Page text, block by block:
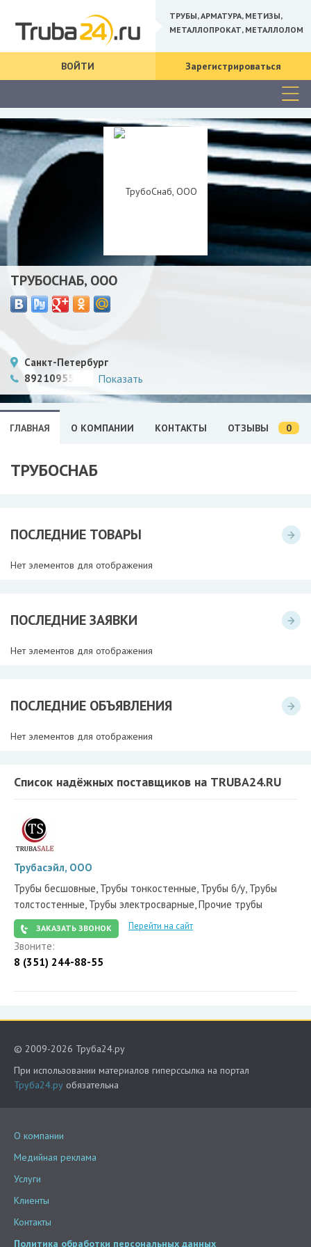
ТРУБЫ, АРМАТУРА, МЕТИЗЫ,
МЕТАЛЛОПРОКАТ, МЕТАЛЛОЛОМ
ВОЙТИ Зарегистрироваться
ТРУБОСНАБ, ООО
Санкт-Петербург
89210955550
Показать
ГЛАВНАЯ О КОМПАНИИ КОНТАКТЫ ОТЗЫВЫ 0
ТРУБОСНАБ
ПОСЛЕДНИЕ ТОВАРЫ
Нет элементов для отображения
ПОСЛЕДНИЕ ЗАЯВКИ
Нет элементов для отображения
ПОСЛЕДНИЕ ОБЪЯВЛЕНИЯ
Нет элементов для отображения
Список надёжных поставщиков на TRUBA24.RU
Трубасэйл, ООО
Трубы бесшовные, Трубы тонкостенные, Трубы б/у, Трубы
толстостенные, Трубы электросварные, Прочие трубы
ЗАКАЗАТЬ ЗВОНОК Перейти на сайт
Звоните:
8 (351) 244-88-55
© 2009-2026 Труба24.ру
При использовании материалов гиперссылка на портал
Труба24.ру обязательна
О компании
Медийная реклама
Услуги
Клиенты
Контакты
Политика обработки персональных данных